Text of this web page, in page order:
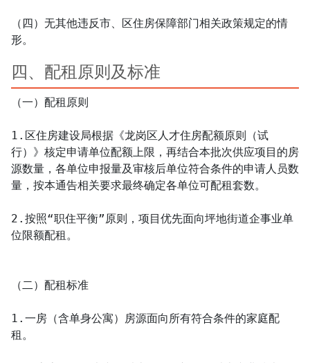
（四）无其他违反市、区住房保障部门相关政策规定的情
形。
四、配租原则及标准
（一）配租原则
1.区住房建设局根据《龙岗区人才住房配额原则（试
行）》核定申请单位配额上限，再结合本批次供应项目的房
源数量，各单位申报量及审核后单位符合条件的申请人员数
量，按本通告相关要求最终确定各单位可配租套数。
2.按照“职住平衡”原则，项目优先面向坪地街道企事业单
位限额配租。
（二）配租标准
1.一房（含单身公寓）房源面向所有符合条件的家庭配
租。